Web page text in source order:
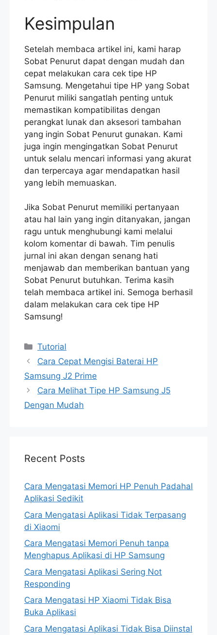
Kesimpulan
Setelah membaca artikel ini, kami harap
Sobat Penurut dapat dengan mudah dan
cepat melakukan cara cek tipe HP
Samsung. Mengetahui tipe HP yang Sobat
Penurut miliki sangatlah penting untuk
memastikan kompatibilitas dengan
perangkat lunak dan aksesori tambahan
yang ingin Sobat Penurut gunakan. Kami
juga ingin mengingatkan Sobat Penurut
untuk selalu mencari informasi yang akurat
dan terpercaya agar mendapatkan hasil
yang lebih memuaskan.
Jika Sobat Penurut memiliki pertanyaan
atau hal lain yang ingin ditanyakan, jangan
ragu untuk menghubungi kami melalui
kolom komentar di bawah. Tim penulis
jurnal ini akan dengan senang hati
menjawab dan memberikan bantuan yang
Sobat Penurut butuhkan. Terima kasih
telah membaca artikel ini. Semoga berhasil
dalam melakukan cara cek tipe HP
Samsung!
Categories
Tutorial
Cara Cepat Mengisi Baterai HP
Samsung J2 Prime
Cara Melihat Tipe HP Samsung J5
Dengan Mudah
Recent Posts
Cara Mengatasi Memori HP Penuh Padahal
Aplikasi Sedikit
Cara Mengatasi Aplikasi Tidak Terpasang
di Xiaomi
Cara Mengatasi Memori Penuh tanpa
Menghapus Aplikasi di HP Samsung
Cara Mengatasi Aplikasi Sering Not
Responding
Cara Mengatasi HP Xiaomi Tidak Bisa
Buka Aplikasi
Cara Mengatasi Aplikasi Tidak Bisa Diinstal